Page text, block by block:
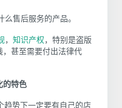
售后服务的产品。
， 知识产权 ，特别是盗版
，甚至需要付出法律代
的特色
趋势下一定要有自己的店